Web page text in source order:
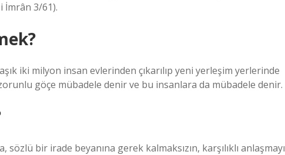
İmrân 3/61).
iki milyon insan evlerinden çıkarılıp yeni yerleşim yerlerinde
göçe mübadele denir ve bu insanlara da mübadele denir.
bir irade beyanına gerek kalmaksızın, karşılıklı anlaşmayı